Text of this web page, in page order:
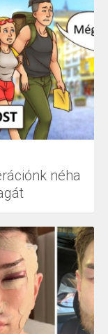
néha